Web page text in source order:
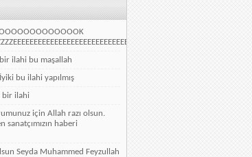
ilahi bu maşallah
İyiki bu ilahi yapılmış
bir ilahi
için Allah razı olsun.
sanatçımızın haberi
Seyda Muhammed Feyzullah